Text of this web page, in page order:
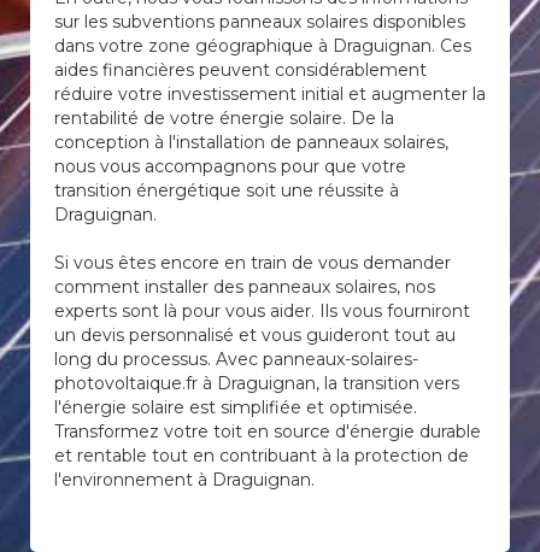
sur les subventions panneaux solaires disponibles
dans votre zone géographique à Draguignan. Ces
aides financières peuvent considérablement
réduire votre investissement initial et augmenter la
rentabilité de votre énergie solaire. De la
conception à l'installation de panneaux solaires,
nous vous accompagnons pour que votre
transition énergétique soit une réussite à
Draguignan.
Si vous êtes encore en train de vous demander
comment installer des panneaux solaires, nos
experts sont là pour vous aider. Ils vous fourniront
un devis personnalisé et vous guideront tout au
long du processus. Avec panneaux-solaires-
photovoltaique.fr à Draguignan, la transition vers
l'énergie solaire est simplifiée et optimisée.
Transformez votre toit en source d'énergie durable
et rentable tout en contribuant à la protection de
l'environnement à Draguignan.